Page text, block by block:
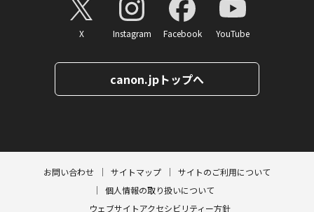
X Instagram Facebook YouTube
canon.jpトップへ
お問い合わせ サイトマップ
サイトのご利用について
個人情報の取り扱いについて
ウェブサイトアクセシビリティー方針